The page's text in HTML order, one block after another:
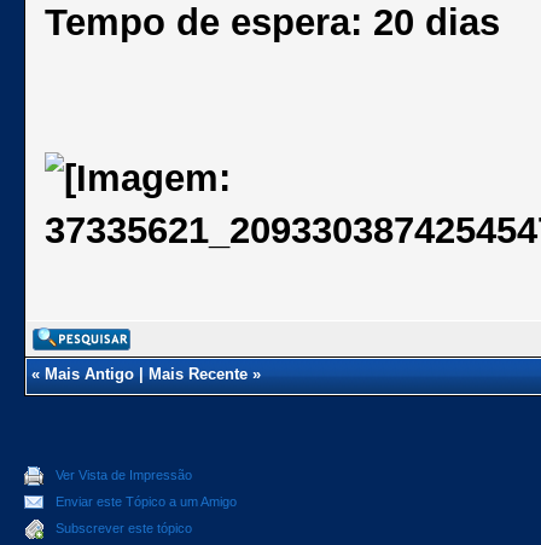
Tempo de espera: 20 dias
«Mais Antigo|Mais Recente»
Ver Vista de Impressão
Enviar este Tópico a um Amigo
Subscrever este tópico